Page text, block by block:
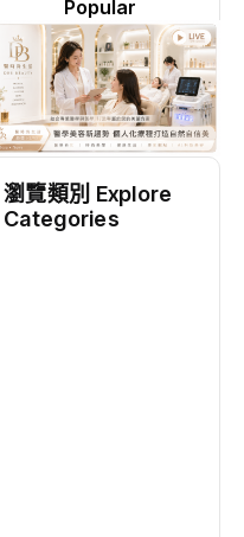
Popular
瀏覽類別 Explore
Categories